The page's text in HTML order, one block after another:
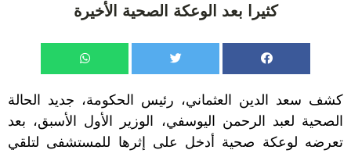
كثيرا بعد الوعكة الصحية الأخيرة
كشف سعد الدين العثماني، رئيس الحكومة، جديد الحالة
الصحية لعبد الرحمن اليوسفي، الوزير الأول الأسبق، بعد
تعرضه لوعكة صحية أدخل على إثرها للمستشفى لتلقي